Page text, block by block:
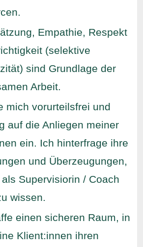
Empathie, Respekt
(selektive
sind Grundlage der
Arbeit.
mich vorurteilsfrei und
auf die Anliegen meiner
ein. Ich hinterfrage ihre
und Überzeugungen,
Supervisiorin / Coach
wissen.
einen sicheren Raum, in
Klient:innen ihren